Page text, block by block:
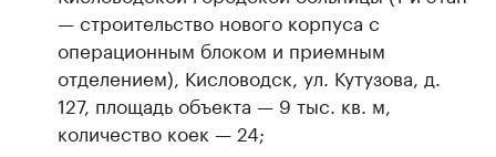
— строительство нового корпуса с
операционным блоком и приемным
отделением), Кисловодск, ул. Кутузова, д.
127, площадь объекта — 9 тыс. кв. м,
количество коек — 24;